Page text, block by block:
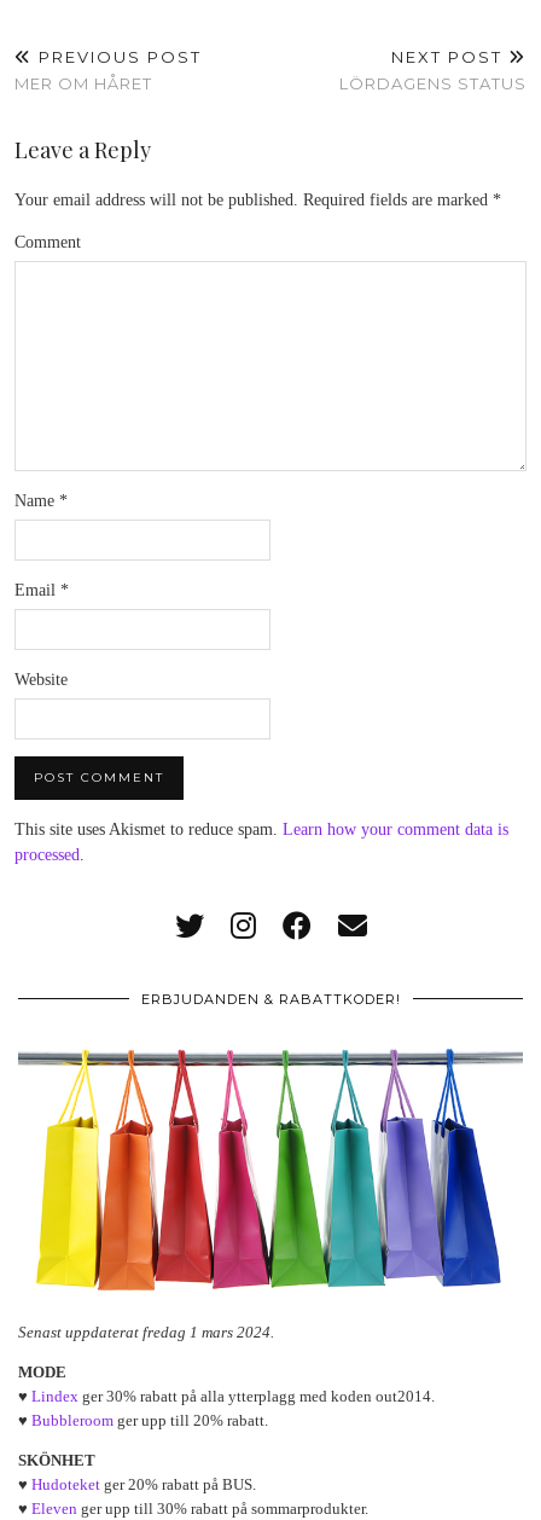
PREVIOUS POST
MER OM HÅRET
NEXT POST
LÖRDAGENS STATUS
Leave a Reply
Your email address will not be published. Required fields are marked *
Comment
Name *
Email *
Website
This site uses Akismet to reduce spam. Learn how your comment data is
processed.
ERBJUDANDEN & RABATTKODER!
Senast uppdaterat fredag 1 mars 2024.
MODE
♥ Lindex ger 30% rabatt på alla ytterplagg med koden out2014.
♥ Bubbleroom ger upp till 20% rabatt.
SKÖNHET
♥ Hudoteket ger 20% rabatt på BUS.
♥ Eleven ger upp till 30% rabatt på sommarprodukter.